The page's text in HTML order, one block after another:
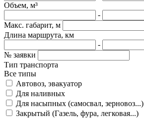
Объем, м³
-
Макс. габарит, м
Длина маршрута, км
-
№ заявки
Тип транспорта
Все типы
Автовоз, эвакуатор
Для наливных
Для насыпных (самосвал, зерновоз...)
Закрытый (Газель, фура, легковая...)